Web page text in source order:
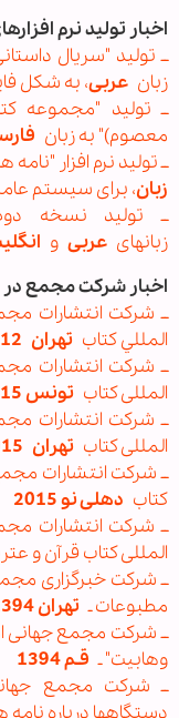
اخبار تولید نرم
ــ تولید "سریال
زبان عربی، به شکل
ــ تولید "مجموعه
معصوم)" به زبان
ــ تولید نرم افزار
زبان، برای سیستم
ــ تولید نسخه
زبانهای عربی و
اخبار شرکت مجمع
ــ شرکت انتشارات
‏المللي كتاب تهران
ــ شرکت انتشارات
المللی کتاب تونس 2015
ــ شرکت انتشارات
المللی کتاب تهران
ــ شرکت انتشارات
کتاب دهلی نو 2015
ــ شرکت انتشارات
المللی کتاب قرآن و
ــ شرکت خبرگزاری
مطبوعات ـ تهران 1394
ــ شرکت مجمع جهانی
وهابیت" ـقـم 1394
ــ شرکت مجمع